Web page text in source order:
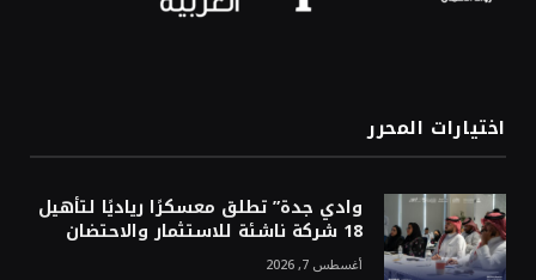
اختيارات المحرر
وادي جدة” تطلق معسكرًا رياديًا لتأهيل
18 شركة ناشئة للاستثمار والاحتضان
أغسطس 7, 2026